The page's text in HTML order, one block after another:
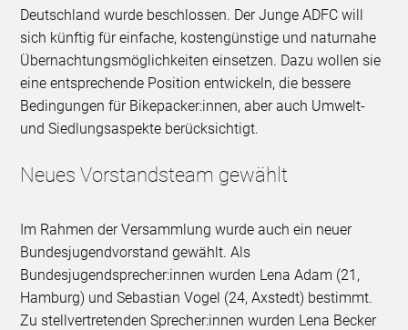
Deutschland wurde beschlossen. Der Junge ADFC will
sich künftig für einfache, kostengünstige und naturnahe
Übernachtungsmöglichkeiten einsetzen. Dazu wollen sie
eine entsprechende Position entwickeln, die bessere
Bedingungen für Bikepacker:innen, aber auch Umwelt-
und Siedlungsaspekte berücksichtigt.
Neues Vorstandsteam gewählt
Im Rahmen der Versammlung wurde auch ein neuer
Bundesjugendvorstand gewählt. Als
Bundesjugendsprecher:innen wurden Lena Adam (21,
Hamburg) und Sebastian Vogel (24, Axstedt) bestimmt.
Zu stellvertretenden Sprecher:innen wurden Lena Becker